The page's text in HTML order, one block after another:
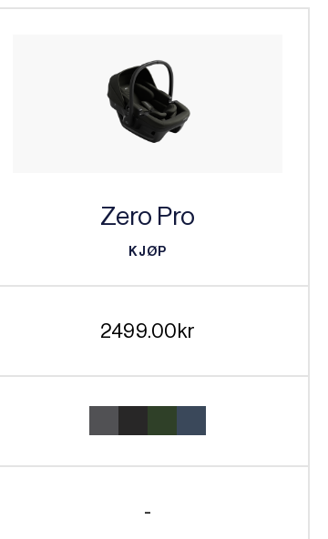
Zero Pro
KJØP
2499.00kr
-